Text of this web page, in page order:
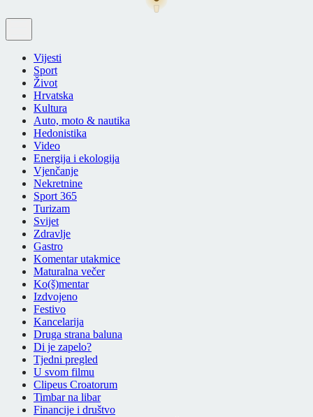
Vijesti
Sport
Život
Hrvatska
Kultura
Auto, moto & nautika
Hedonistika
Video
Energija i ekologija
Vjenčanje
Nekretnine
Sport 365
Turizam
Svijet
Zdravlje
Gastro
Komentar utakmice
Maturalna večer
Ko(š)mentar
Izdvojeno
Festivo
Kancelarija
Druga strana baluna
Di je zapelo?
Tjedni pregled
U svom filmu
Clipeus Croatorum
Timbar na libar
Financije i društvo